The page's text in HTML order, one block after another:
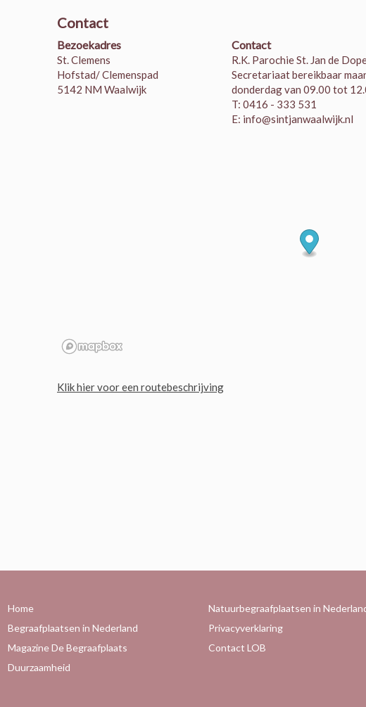
Contact
Bezoekadres
St. Clemens
Hofstad/ Clemenspad
5142 NM Waalwijk
Contact
R.K. Parochie St. Jan de
Secretariaat bereikbaar
donderdag van 09.00 tot
T: 0416 - 333 531
E: info@sintjanwaalwijk.nl
Klik hier voor een routebeschrijving
Home
Begraafplaatsen in Nederland
Magazine De Begraafplaats
Duurzaamheid
Natuurbegraafplaatsen in
Privacyverklaring
Contact LOB